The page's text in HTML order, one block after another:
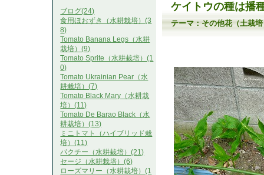
ケイトウの種は播
テーマ：その他花（土栽
ブログ(24)
食用ほおずき（水耕栽培）(3
8)
Tomato Banana Legs（水耕
栽培）(9)
Tomato Sprite（水耕栽培）(1
0)
Tomato Ukrainian Pear（水
耕栽培）(7)
Tomato Black Mary（水耕栽
培）(11)
Tomato De Barao Black（水
耕栽培）(13)
ミニトマト（ハイブリッド栽
培）(11)
パクチー（水耕栽培）(21)
セージ（水耕栽培）(6)
ローズマリー（水耕栽培）(1